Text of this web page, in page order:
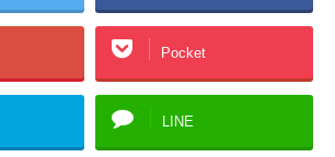
Pocket
LINE